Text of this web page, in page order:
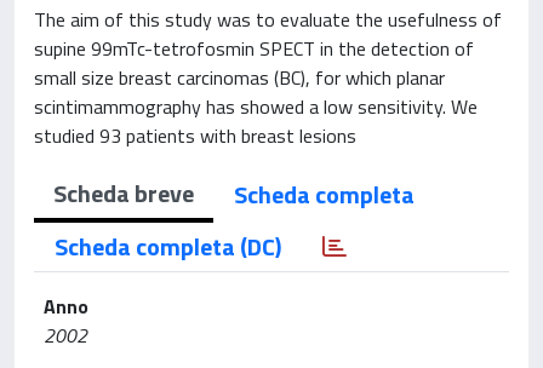
The aim of this study was to evaluate the usefulness of
supine 99mTc-tetrofosmin SPECT in the detection of
small size breast carcinomas (BC), for which planar
scintimammography has showed a low sensitivity. We
studied 93 patients with breast lesions
Scheda breve
Scheda completa
Scheda completa (DC)
Anno
2002